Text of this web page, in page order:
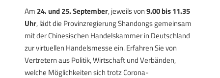
Am 24. und 25. September, jeweils von9.00 bis 11.35
Uhr, lädt die Provinzregierung Shandongs gemeinsam
mit der Chinesischen Handelskammer in Deutschland
zur virtuellen Handelsmesse ein. Erfahren Sie von
Vertretern aus Politik, Wirtschaft und Verbänden,
welche Möglichkeiten sich trotz Corona-